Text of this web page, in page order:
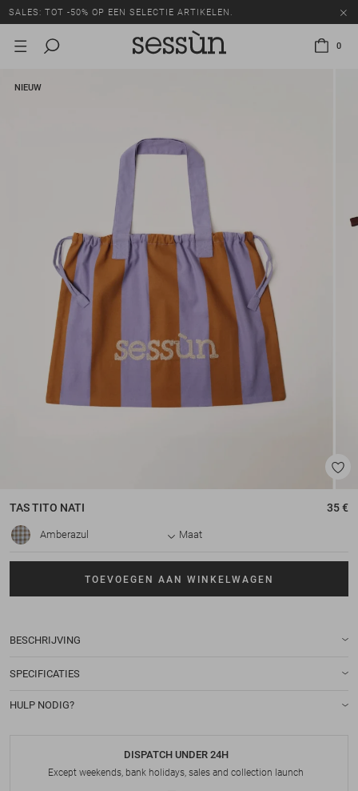
SALES: TOT -50% OP EEN SELECTIE ARTIKELEN.
0
NIEUW
TASTITO NATI 35 €
Amberazul Maat
TOEVOEGEN AAN WINKELWAGEN
BESCHRIJVING
SPECIFICATIES
HULP NODIG?
DISPATCH UNDER 24H
Except weekends, bank holidays, sales and collection launch